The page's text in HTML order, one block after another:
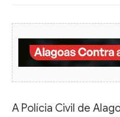
A Polícia Civil de